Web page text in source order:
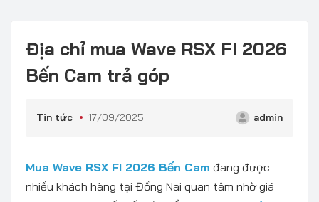
Địa chỉ mua Wave RSX FI 2026
Bến Cam trả góp
Tin tức 17/09/2025 admin
Mua Wave RSX FI 2026 Bến Cam đang được
nhiều khách hàng tại Đồng Nai quan tâm nhờ giá